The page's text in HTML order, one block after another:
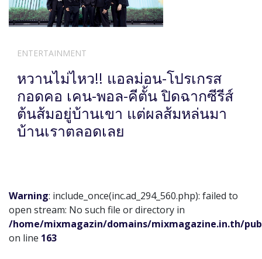
ENTERTAINMENT
หวานไม่ไหว!! แอลม่อน-โปรเกรส
กอดคอ เคน-พอล-คีตั้น ปิดฉากซีรีส์
ต้นส้มอยู่บ้านเขา แต่ผลส้มหล่นมา
บ้านเราตลอดเลย
Warning: include_once(inc.ad_294_560.php): failed to
open stream: No such file or directory in
/home/mixmagazin/domains/mixmagazine.in.th/
on line 163